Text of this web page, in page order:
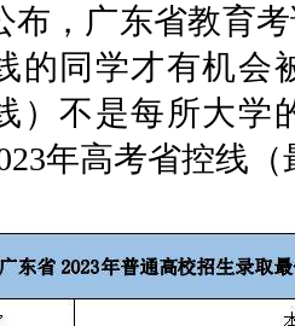
布，广东省教育
的同学才有机会
）不是每所大
年高考省控线